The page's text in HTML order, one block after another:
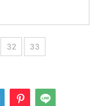
32 33